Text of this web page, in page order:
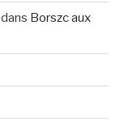
dans Borszc aux